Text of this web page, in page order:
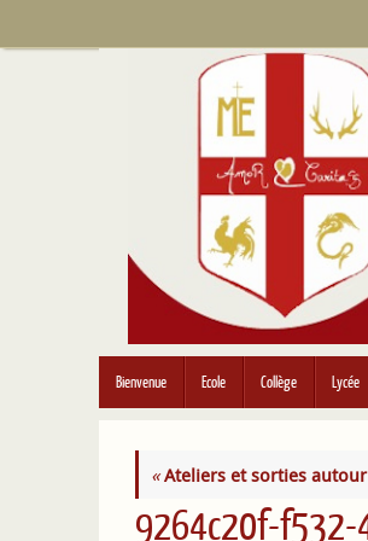
au
Bienvenue Ecole Collège Lycée
«Ateliers et sorties
9264c20f-f532-